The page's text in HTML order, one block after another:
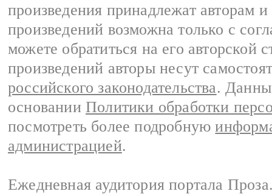
произведения принадлежат авторам
произведений возможна только с
можете обратиться на его авторской
произведений авторы несут
российского законодательства.
основании Политики обработки
посмотреть более подробную
администрацией.
Ежедневная аудитория портала